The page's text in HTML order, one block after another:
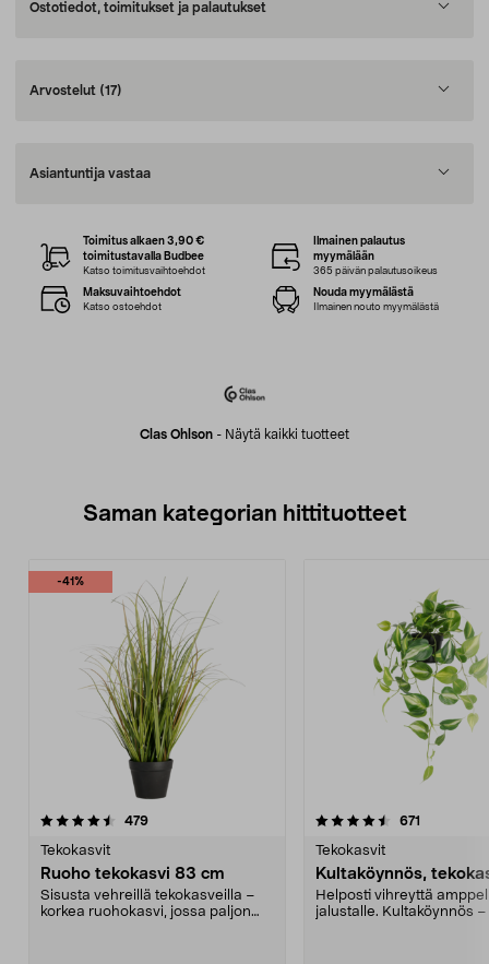
Ostotiedot, toimitukset ja palautukset
Arvostelut (17)
Asiantuntija vastaa
Clas Ohlson - Näytä kaikki tuotteet
Toimitus alkaen 3,90 €
toimitustavalla Budbee
Katso toimitusvaihtoehdot
Ilmainen palautus
myymälään
365 päivän palautusoikeus
Maksuvaihtoehdot
Katso ostoehdot
Nouda myymälästä
Ilmainen nouto myymälästä
Saman kategorian hittituotteet
-41%
479arvostelut
Tekokasvit
Ruoho tekokasvi 83 cm
Sisusta vehreillä tekokasveilla –
korkea ruohokasvi, jossa paljon
4.5 viidestä
671
Tekokasvit
Kultaköynnös,
Helposti vihreyttä
jalustalle. Kultaköynnös
4.5 viidestä